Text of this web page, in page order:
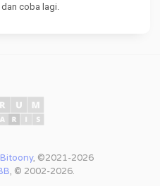
coba lagi.
Bitoony, ©2021-2026
, © 2002-2026.